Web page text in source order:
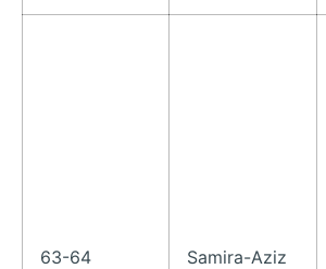
63-64 Samira-Aziz